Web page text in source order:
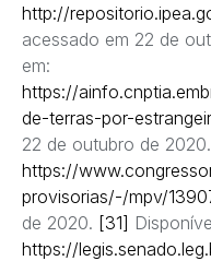
http://
acessado em 22 de
em:
https://
de-terras-por-
22 de outubro de 2020.
https://
provisorias/-/mpv/
de 2020. [31]
https://